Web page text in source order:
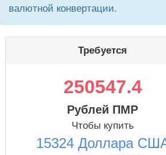
валютной конвертации.
Требуется
250547.4
Рублей ПМР
Чтобы купить
15324 Доллара